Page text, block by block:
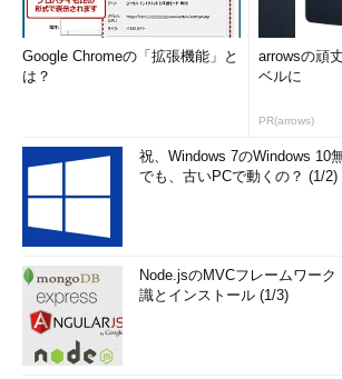
Google Chromeの「拡張機能」と
は？
arrowsの頑
ベルに
PR(arrows)
祝、Windows 7のWindows 10
でも、古いPCで動くの？ (1/2)
Node.jsのMVCフレームワー
識とインストール (1/3)